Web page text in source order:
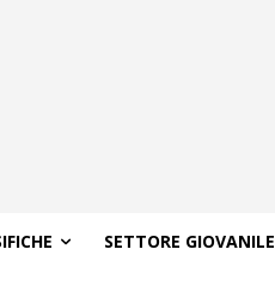
SETTORE GIOVANILE